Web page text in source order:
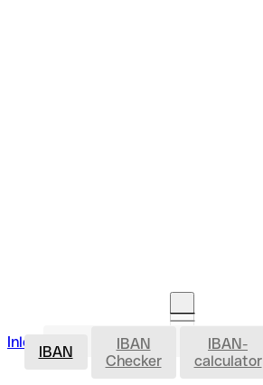
Inloggen Rekening openen IBAN
IBAN
IBAN
Checker
IBAN-
calculator